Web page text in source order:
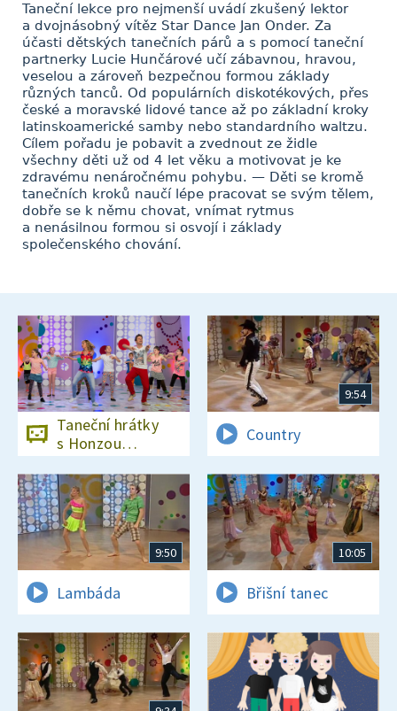
Taneční lekce pro nejmenší uvádí zkušený lektor
a dvojnásobný vítěz Star Dance Jan Onder. Za
účasti dětských tanečních párů a s pomocí taneční
partnerky Lucie Hunčárové učí zábavnou, hravou,
veselou a zároveň bezpečnou formou základy
různých tanců. Od populárních diskotékových, přes
české a moravské lidové tance až po základní kroky
latinskoamerické samby nebo standardního waltzu.
Cílem pořadu je pobavit a zvednout ze židle
všechny děti už od 4 let věku a motivovat je ke
zdravému nenáročnému pohybu. — Děti se kromě
tanečních kroků naučí lépe pracovat se svým tělem,
dobře se k němu chovat, vnímat rytmus
a nenásilnou formou si osvojí i základy
společenského chování.
Taneční hrátky
s Honzou
Onderem
9:54
Country
9:50
Lambáda
10:05
Břišní tanec